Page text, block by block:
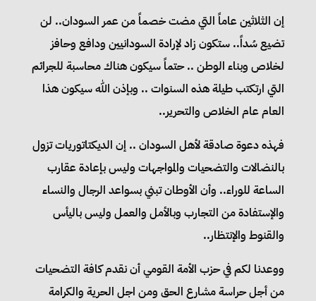
إن الثلاثين عاماً التي مضت خصماً من عمر السودان.. لن
تضيع سُداً.. ستكون زاد لإرادة السودانيين ودافع وحافز
لخلاص وبناء الوطن .. حتماً سيكون هناك محاسبة للجرائم
التي ارتكتب طيلة هذه السنوات .. وبإذن الله سيكون هذا
العام عام الخلاص والتحرير..
فهذه دعوة صادقة لأهل السودان .. إن الديكتاتوريات تزول
بالنضالات والتضحيات والمواجهات وليس بإعادة عقارب
الساعة للوراء.. وأن الأوطان تبني بسواعد الرجال والنساء
والإستفادة من التجارب وبالأمل والعمل وليس باليأس
والقنوط والإنتظار..
ووعدنا لكم في حزب الأمة القومي أن نقدم كافة التضحيات
من أجل حراسة مشارع الحق ومن اجل الحرية والكرامة